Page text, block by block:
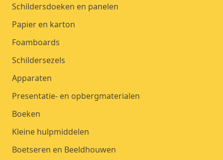
Schildersdoeken en panelen
Papier en karton
Foamboards
Schildersezels
Apparaten
Presentatie- en opbergmaterialen
Boeken
Kleine hulpmiddelen
Boetseren en Beeldhouwen